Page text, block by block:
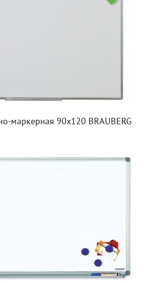
маркерная 90х120 BRAUBERG